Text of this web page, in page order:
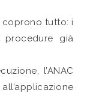
coprono tutto: i
già
l’ANAC